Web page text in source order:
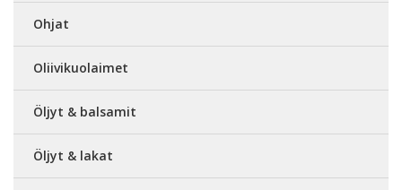
Ohjat
Oliivikuolaimet
Öljyt & balsamit
Öljyt & lakat